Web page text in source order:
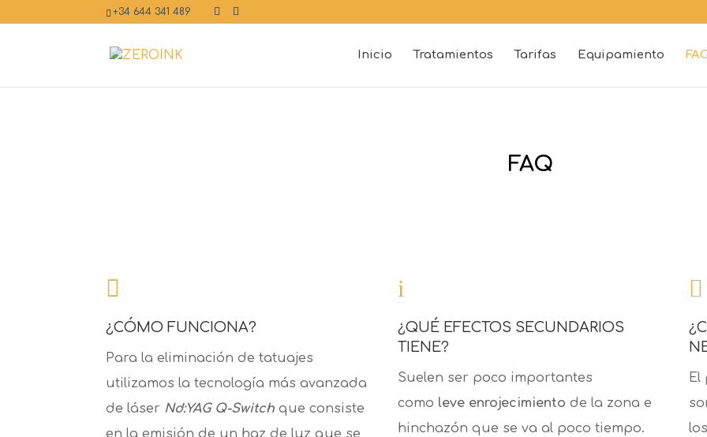
+34 644 341 489
Inicio Tratamientos Tarifas Equipamiento
FAQ

¿CÓMO FUNCIONA?
Para la eliminación de tatuajes
utilizamos la tecnología más avanzada
de láser Nd:YAG Q-Switchque consiste
en la emisión de un haz de luz que se
i
¿QUÉ EFECTOS SECUNDARIOS
TIENE?
Suelen ser poco importantes
como leve enrojecimiento de la zona e
hinchazón que se va al poco tiempo.

El